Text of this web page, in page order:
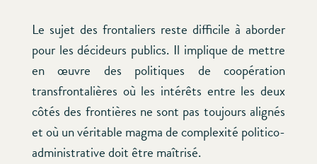
Le sujet des frontaliers reste difficile à aborder
pour les décideurs publics. Il implique de mettre
en œuvre des politiques de coopération
transfrontalières où les intérêts entre les deux
côtés des frontières ne sont pas toujours alignés
et où un véritable magma de complexité politico-
administrative doit être maîtrisé.